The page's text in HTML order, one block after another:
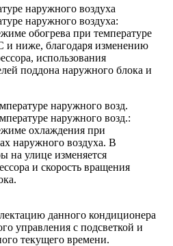
наружного воздуха
наружного воздуха:
обогрева при температуре
и ниже, благодаря изменению
использования
поддона наружного блока и
наружного возд.
наружного возд.:
охлаждения при
наружного воздуха. В
на улице изменяется
и скорость вращения
данного кондиционера
управления с подсветкой и
текущего времени.